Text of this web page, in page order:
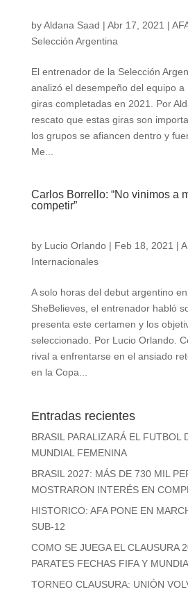
byAldana Saad | Abr 17, 2021 |
Selección Argentina
El entrenador de la Selección
analizó el desempeño del equipo
giras completadas en 2021. Por
rescato que estas giras son
los grupos se afiancen dentro y
Me...
Carlos Borrello: “No vinimos a
competir”
by Lucio Orlando| Feb 18, 2021 |
Internacionales
A solo horas del debut argentino
SheBelieves, el entrenador habló
presenta este certamen y los
seleccionado. Por Lucio Orlando.
rival a enfrentarse en el ansiado
en la Copa...
Entradas recientes
BRASIL PARALIZARÁ EL FUTBOL
MUNDIAL FEMENINA
BRASIL 2027: MÁS DE 730 MIL
MOSTRARON INTERÉS EN
HISTORICO: AFA PONE EN
SUB-12
COMO SE JUEGA EL CLAUSURA
PARATES FECHAS FIFA Y
TORNEO CLAUSURA: UNIÓN